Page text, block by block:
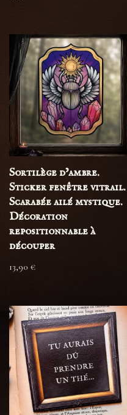
Sortilège d’ambre.
Sticker fenêtre vitrail.
Scarabée ailé mystique.
Décoration
repositionnable à
découper
13,90 €